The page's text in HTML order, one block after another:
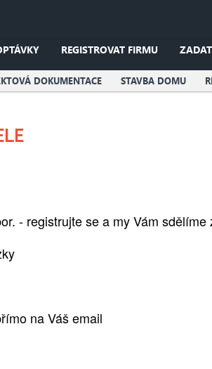
REGISTROVAT FIRMU
DOKUMENTACE STAVBA DOMU
- registrujte se a my Vám
na Váš email